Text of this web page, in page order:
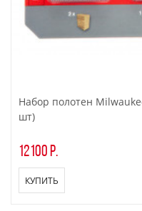
Набор полотен
шт)
12100 р.
КУПИТЬ